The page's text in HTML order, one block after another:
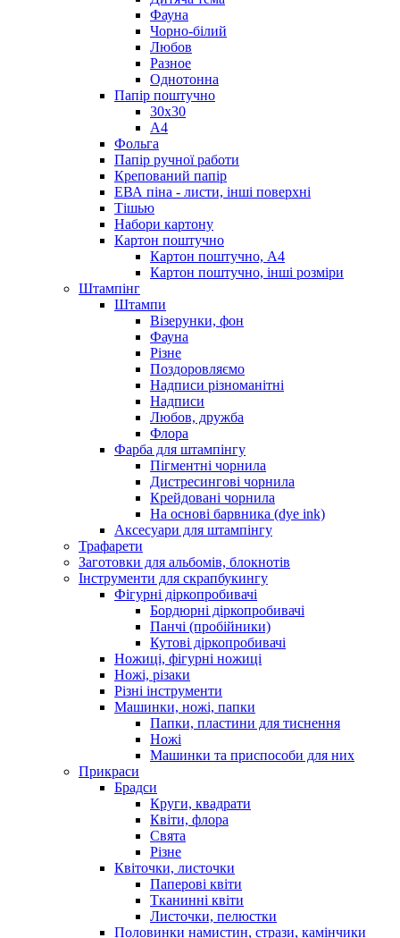
Фауна
Чорно-білий
Любов
Разное
Однотонна
Папір поштучно
30х30
А4
Фольга
Папір ручної работи
Крепований папір
ЕВА піна - листи, інші поверхні
Тішью
Набори картону
Картон поштучно
Картон поштучно, А4
Картон поштучно, інші розміри
Штампінг
Штампи
Візерунки, фон
Фауна
Різне
Поздоровляємо
Надписи різноманітні
Надписи
Любов, дружба
Флора
Фарба для штампінгу
Пігментні чорнила
Дистресингові чорнила
Крейдовані чорнила
На основі барвника (dye ink)
Аксесуари для штампінгу
Трафарети
Заготовки для альбомів, блокнотів
Інструменти для скрапбукингу
Фігурні діркопробивачі
Бордюрні діркопробивачі
Панчі (пробійники)
Кутові діркопробивачі
Ножиці, фігурні ножиці
Ножі, різаки
Різні інструменти
Машинки, ножі, папки
Папки, пластини для тиснення
Ножі
Машинки та приспособи для них
Прикраси
Брадси
Круги, квадрати
Квіти, флора
Свята
Різне
Квіточки, листочки
Паперові квіти
Тканинні квіти
Листочки, пелюстки
Половинки намистин, стрази, камінчики